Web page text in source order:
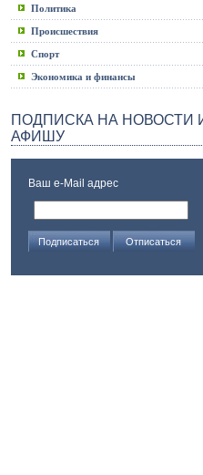
Политика
Происшествия
Спорт
Экономика и финансы
ПОДПИСКА НА НОВОСТИ
АФИШУ
Ваш e-Mail адрес